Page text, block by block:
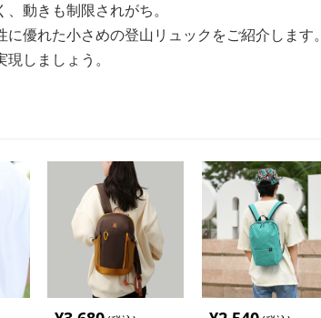
動きも制限されがち。
優れた小さめの登山リュックをご紹介します
しましょう。